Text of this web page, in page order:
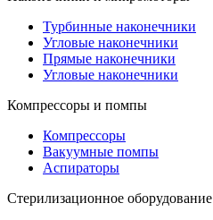
Турбинные наконечники
Угловые наконечники
Прямые наконечники
Угловые наконечники
Компрессоры и помпы
Компрессоры
Вакуумные помпы
Аспираторы
Стерилизационное оборудование